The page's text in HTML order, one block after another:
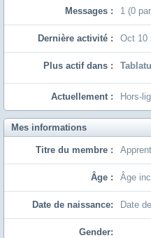
Messages : 1 (0
Dernière activité : Oct 10
Plus actif dans :
Actuellement : Hors-
Mes informations
Titre du membre :
Âge : Âge
Date de naissance: Date
Gender: